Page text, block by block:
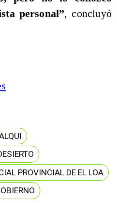
personal”, concluyó
PROVINCIAL DE EL LOA